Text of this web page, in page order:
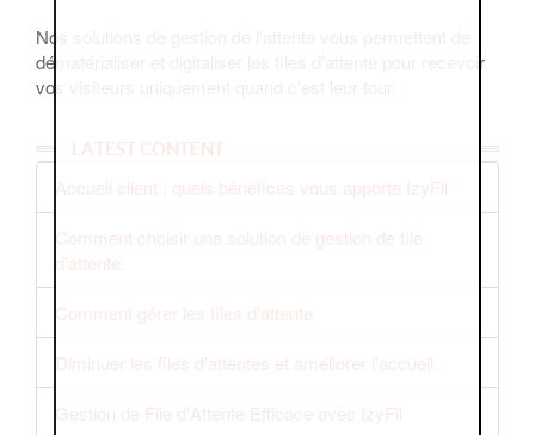
Nos solutions de gestion de l'attente vous permettent de
dématérialiser et digitaliser les files d’attente pour recevoir
vos visiteurs uniquement quand c'est leur tour.
LATEST CONTENT
Accueil client : quels bénéfices vous apporte IzyFil
Comment choisir une solution de gestion de file
d'attente.
Comment gérer les files d'attente
Diminuer les files d'attentes et améliorer l'accueil
Gestion de File d'Attente Efficace avec IzyFil